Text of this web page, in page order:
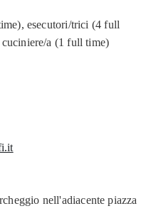
esecutori/trici (4 full
a (1 full time)
nell'adiacente piazza